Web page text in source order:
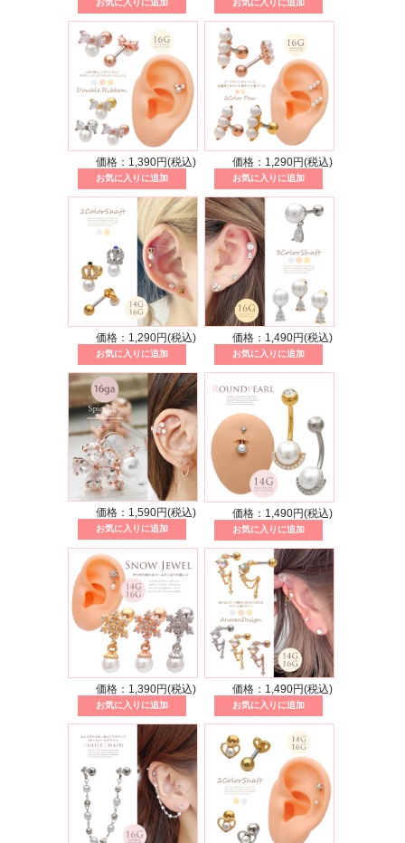
価格：1,390円(税込) 価格：1,290円(税込)
価格：1,290円(税込) 価格：1,490円(税込)
価格：1,590円(税込) 価格：1,490円(税込)
価格：1,390円(税込) 価格：1,490円(税込)